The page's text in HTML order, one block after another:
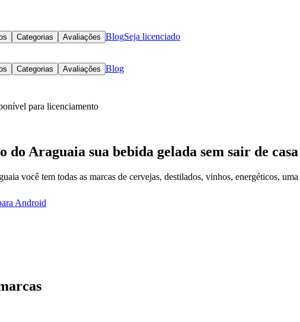
Categorias Avaliações BlogSeja licenciado
Categorias Avaliações Blog
para licenciamento
do Araguaia sua bebida gelada sem sair de casa
você tem todas as marcas de cervejas, destilados, vinhos, energéticos,
Android